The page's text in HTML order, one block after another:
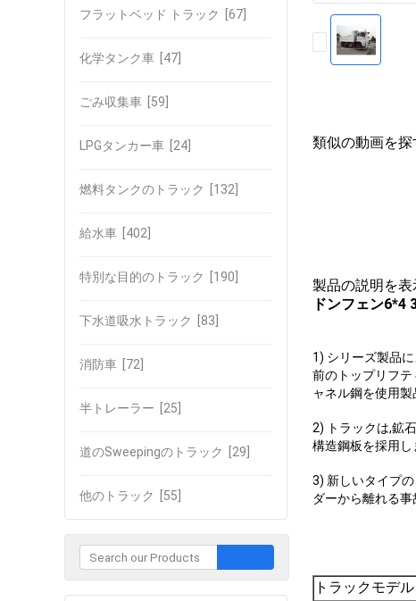
フラットベッド トラック [67]
化学タンク車 [47]
ごみ収集車 [59]
LPGタンカー車 [24]
燃料タンクのトラック [132]
給水車 [402]
特別な目的のトラック [190]
下水道吸水トラック [83]
消防車 [72]
半トレーラー [25]
道のSweepingのトラック [29]
他のトラック [55]
類似の動画を探
製品の説明を表
ドンフェン6*4
1) シリーズ製品
前のトップリフ
ャネル鋼を使用
2) トラックは,鉱
構造鋼板を採用し
3) 新しいタイプ
ダーから離れる
トラックモデル